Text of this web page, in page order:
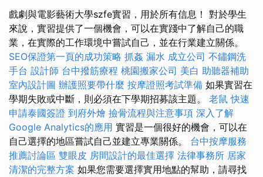
戲劇與電影藝術大學szfe實習，用於所有信息！ 對於學生
來說，實習提供了一個機會，可以在實踐中了解自己的職
業，在實際的工作環境中嘗試自己，並在行業建立關係。
SEO保證第一頁的成功策略 抓姦 漏水 成立公司 不鏽鋼洗
手台 設計師 台中撥筋療程 桃園搬家公司 美白 助聽器補助
室內設計圖 辦護照要帶什麼 按摩證照考試準備 如果實習在
學期失敗或中斷，則必須在下學期招募該主題。 老鼠 快速
申請泰國簽證 到府外燴 撿骨流程與注意事項 深入了解
Google Analytics的應用 實習是一個很好的機會，可以在
自己選擇的地區嘗試自己並建立專業關係。 台中按摩服務
推薦討論區 雙眼皮 房間設計的最佳選擇 法律事務所 居家
清潔的完整方案 如果您需要選擇實用地點的幫助，請尋找